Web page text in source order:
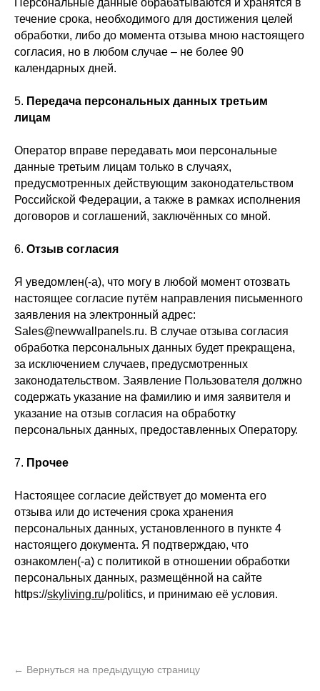
Персональные данные обрабатываются и хранятся в
течение срока, необходимого для достижения целей
обработки, либо до момента отзыва мною настоящего
согласия, но в любом случае – не более 90
календарных дней.
5. Передача персональных данных третьим
лицам
Оператор вправе передавать мои персональные
данные третьим лицам только в случаях,
предусмотренных действующим законодательством
Российской Федерации, а также в рамках исполнения
договоров и соглашений, заключённых со мной.
6. Отзыв согласия
Я уведомлен(-а), что могу в любой момент отозвать
настоящее согласие путём направления письменного
заявления на электронный адрес:
Sales@newwallpanels.ru. В случае отзыва согласия
обработка персональных данных будет прекращена,
за исключением случаев, предусмотренных
законодательством. Заявление Пользователя должно
содержать указание на фамилию и имя заявителя и
указание на отзыв согласия на обработку
персональных данных, предоставленных Оператору.
7. Прочее
Настоящее согласие действует до момента его
отзыва или до истечения срока хранения
персональных данных, установленного в пункте 4
настоящего документа. Я подтверждаю, что
ознакомлен(-а) с политикой в отношении обработки
персональных данных, размещённой на сайте
https://skyliving.ru/politics, и принимаю её условия.
← Вернуться на предыдущую страницу
Панели
Декор
Монтаж
Оплата и доставка
Мебель
Офисная мебель
Ковры
+7 (932) 021-99-97
Ежедневно, с 10:00 до 21:00